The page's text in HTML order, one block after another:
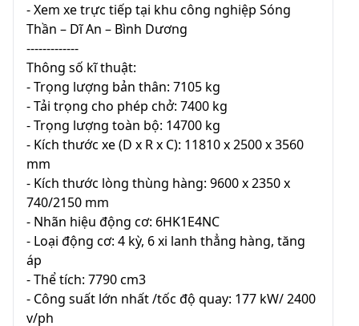
- Xem xe trực tiếp tại khu công nghiệp Sóng
Thần – Dĩ An – Bình Dương
-------------
Thông số kĩ thuật:
- Trọng lượng bản thân: 7105 kg
- Tải trọng cho phép chở: 7400 kg
- Trọng lượng toàn bộ: 14700 kg
- Kích thước xe (D x R x C): 11810 x 2500 x 3560
mm
- Kích thước lòng thùng hàng: 9600 x 2350 x
740/2150 mm
- Nhãn hiệu động cơ: 6HK1E4NC
- Loại động cơ: 4 kỳ, 6 xi lanh thẳng hàng, tăng
áp
- Thể tích: 7790 cm3
- Công suất lớn nhất /tốc độ quay: 177 kW/ 2400
v/ph